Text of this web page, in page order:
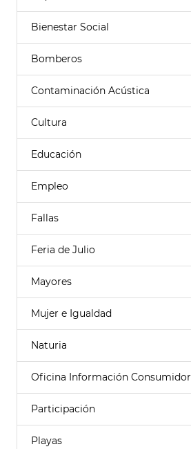
Bienestar Social
Bomberos
Contaminación Acústica
Cultura
Educación
Empleo
Fallas
Feria de Julio
Mayores
Mujer e Igualdad
Naturia
Oficina Información Consumidor
Participación
Playas